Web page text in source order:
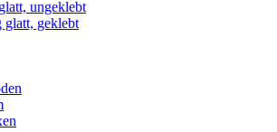
ungeklebt
glatt, geklebt